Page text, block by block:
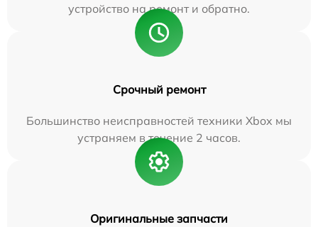
устройство на ремонт и обратно.
Срочный ремонт
Большинство неисправностей техники Xbox мы
устраняем в течение 2 часов.
Оригинальные запчасти